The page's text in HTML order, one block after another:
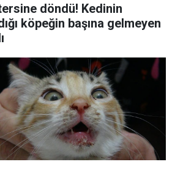
döndü! Kedinin
köpeğin başına gelmeyen